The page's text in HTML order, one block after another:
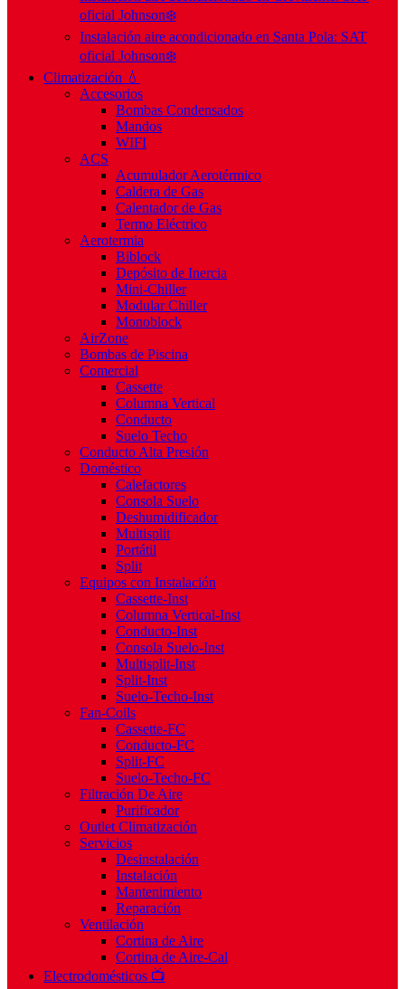
oficial Johnson❄️
Instalación aire acondicionado en Santa Pola: SAT
oficial Johnson❄️
Climatización 💧
Accesorios
Bombas Condensados
Mandos
WIFI
ACS
Acumulador Aerotérmico
Caldera de Gas
Calentador de Gas
Termo Eléctrico
Aerotermia
Biblock
Depósito de Inercia
Mini-Chiller
Modular Chiller
Monoblock
AirZone
Bombas de Piscina
Comercial
Cassette
Columna Vertical
Conducto
Suelo Techo
Conducto Alta Presión
Doméstico
Calefactores
Consola Suelo
Deshumidificador
Multisplit
Portátil
Split
Equipos con Instalación
Cassette-Inst
Columna Vertical-Inst
Conducto-Inst
Consola Suelo-Inst
Multisplit-Inst
Split-Inst
Suelo-Techo-Inst
Fan-Coils
Cassette-FC
Conducto-FC
Split-FC
Suelo-Techo-FC
Filtración De Aire
Purificador
Outlet Climatización
Servicios
Desinstalación
Instalación
Mantenimiento
Reparación
Ventilación
Cortina de Aire
Cortina de Aire-Cal
Electrodomésticos 📺